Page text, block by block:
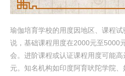
瑜伽培育学校的用度因地区、课程
说，基础课程用度在2000元至5000
会。进阶课程或认证课程用度可能
元。知名机构如印度阿育吠陀学院